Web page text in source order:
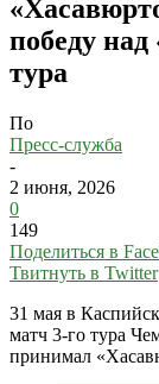
победу
тура
По
Пресс-служба
-
2 июня, 2026
0
149
Поделиться в
Твитнуть в Twitter
31 мая в
матч 3-го тура
принимал